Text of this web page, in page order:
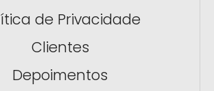
de Privacidade
Clientes
Depoimentos